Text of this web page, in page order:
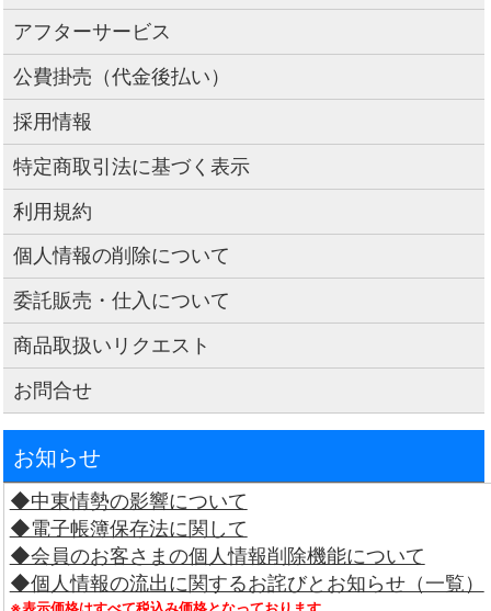
アフターサービス
公費掛売（代金後払い）
採用情報
特定商取引法に基づく表示
利用規約
個人情報の削除について
委託販売・仕入について
商品取扱いリクエスト
お問合せ
お知らせ
◆中東情勢の影響について
◆電子帳簿保存法に関して
◆会員のお客さまの個人情報削除機能について
◆個人情報の流出に関するお詫びとお知らせ（一覧）